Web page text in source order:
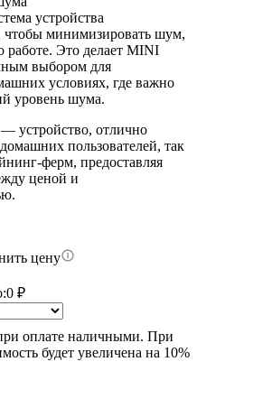
устройства
чтобы минимизировать шум,
работе. Это делает MINI
выбором для
условиях, где важно
уровень шума.
устройство, отлично
пользователей, так
ферм, предоставляя
ценой и
цену
0₽
оплате наличными. При
будет увеличена на 10%